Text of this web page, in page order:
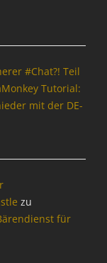
#Chat?! Teil
Tutorial:
mit der DE-
zu
für